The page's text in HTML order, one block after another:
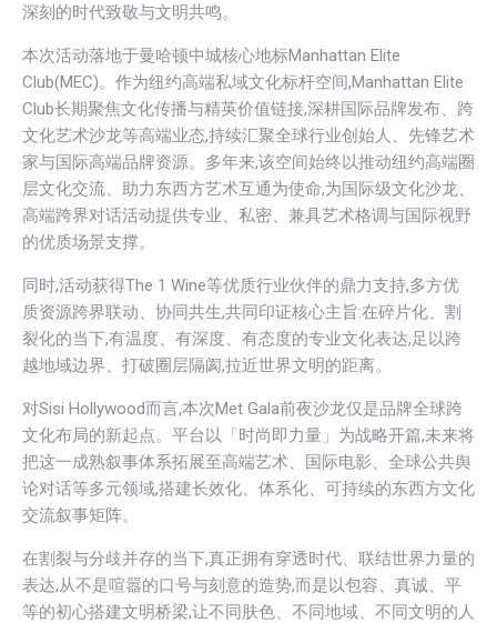
深刻的时代致敬与文明共鸣。
本次活动落地于曼哈顿中城核心地标Manhattan Elite
Club(MEC)。作为纽约高端私域文化标杆空间,Manhattan Elite
Club长期聚焦文化传播与精英价值链接,深耕国际品牌发布、跨
文化艺术沙龙等高端业态,持续汇聚全球行业创始人、先锋艺术
家与国际高端品牌资源。多年来,该空间始终以推动纽约高端圈
层文化交流、助力东西方艺术互通为使命,为国际级文化沙龙、
高端跨界对话活动提供专业、私密、兼具艺术格调与国际视野
的优质场景支撑。
同时,活动获得The 1 Wine等优质行业伙伴的鼎力支持,多方优
质资源跨界联动、协同共生,共同印证核心主旨:在碎片化、割
裂化的当下,有温度、有深度、有态度的专业文化表达,足以跨
越地域边界、打破圈层隔阂,拉近世界文明的距离。
对Sisi Hollywood而言,本次Met Gala前夜沙龙仅是品牌全球跨
文化布局的新起点。平台以「时尚即力量」为战略开篇,未来将
把这一成熟叙事体系拓展至高端艺术、国际电影、全球公共舆
论对话等多元领域,搭建长效化、体系化、可持续的东西方文化
交流叙事矩阵。
在割裂与分歧并存的当下,真正拥有穿透时代、联结世界力量的
表达,从不是喧嚣的口号与刻意的造势,而是以包容、真诚、平
等的初心搭建文明桥梁,让不同肤色、不同地域、不同文明的人